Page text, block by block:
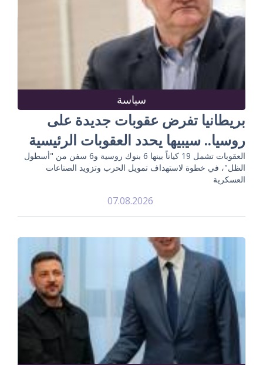
سياسة
بريطانيا تفرض عقوبات جديدة على
روسيا.. سيبيها يحدد العقوبات الرئيسية
العقوبات تشمل 19 كياناً بينها 6 بنوك روسية و6 سفن من "أسطول
الظل"، في خطوة لاستهداف تمويل الحرب وتزويد الصناعات
العسكرية
07.08.2026